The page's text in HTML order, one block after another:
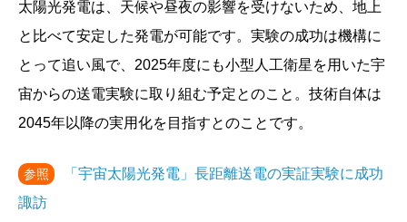
太陽光発電は、天候や昼夜の影響を受けないため、地上
と比べて安定した発電が可能です。実験の成功は機構に
とって追い風で、2025年度にも小型人工衛星を用いた宇
宙からの送電実験に取り組む予定とのこと。技術自体は
2045年以降の実用化を目指すとのことです。
参照
「宇宙太陽光発電」長距離送電の実証実験に成功
諏訪